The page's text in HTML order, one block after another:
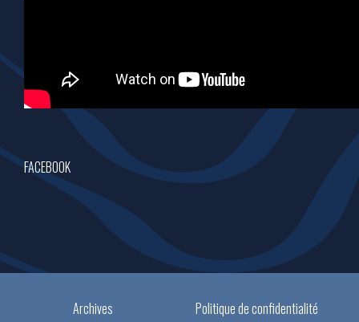
FACEBOOK
Archives Politique de confidentialité